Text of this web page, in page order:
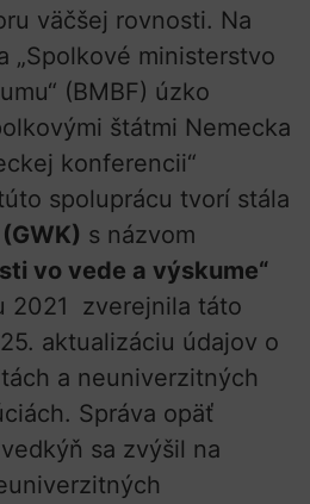
väčšej rovnosti. Na
„Spolkové ministerstvo
(BMBF) úzko
štátmi Nemecka
konferencii“
spoluprácu tvorí stála
s názvom
vo vede a výskume“
2021 zverejnila táto
aktualizáciu údajov o
a neuniverzitných
Správa opäť
sa zvýšil na